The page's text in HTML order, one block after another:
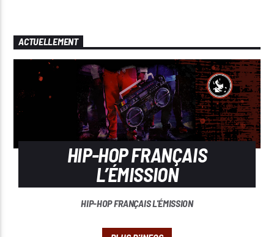
ACTUELLEMENT
HIP-HOP FRANÇAIS
L’ÉMISSION
HIP-HOP FRANÇAIS L'ÉMISSION